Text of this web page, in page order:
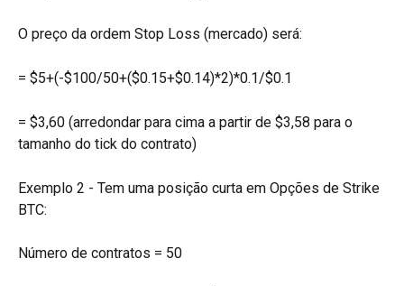
O preço da ordem Stop Loss (mercado) será:
= $5+(-$100/50+($0.15+$0.14)*2)*0.1/$0.1
= $3,60 (arredondar para cima a partir de $3,58 para o
tamanho do tick do contrato)
Exemplo 2 - Tem uma posição curta em Opções de Strike
BTC:
Número de contratos = 50